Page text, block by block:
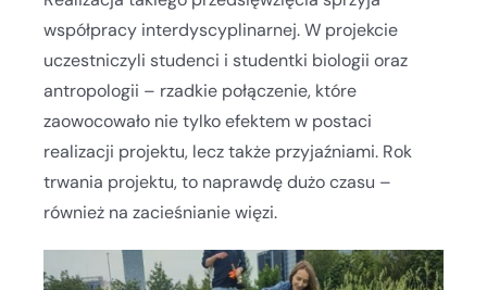
współpracy interdyscyplinarnej. W projekcie
uczestniczyli studenci i studentki biologii oraz
antropologii – rzadkie połączenie, które
zaowocowało nie tylko efektem w postaci
realizacji projektu, lecz także przyjaźniami. Rok
trwania projektu, to naprawdę dużo czasu –
również na zacieśnianie więzi.